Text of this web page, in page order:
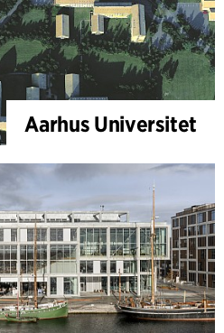
Aarhus Universitet